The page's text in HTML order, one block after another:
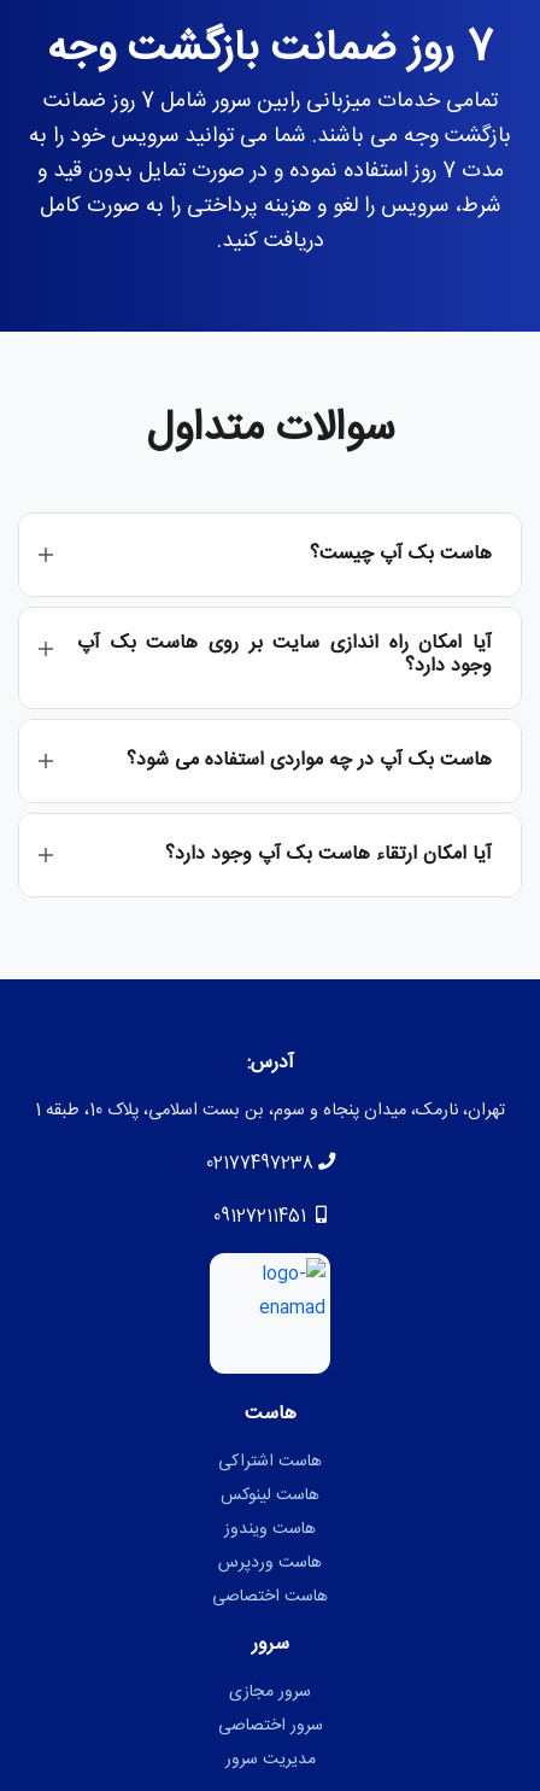
7 روز ضمانت بازگشت وجه
تمامی خدمات میزبانی رابین سرور شامل 7 روز ضمانت
بازگشت وجه می باشند. شما می توانید سرویس خود را به
مدت 7 روز استفاده نموده و در صورت تمایل بدون قید و
شرط، سرویس را لغو و هزینه پرداختی را به صورت کامل
دریافت کنید.
سوالات متداول
هاست بک آپ چیست؟
آیا امکان راه اندازی سایت بر روی هاست بک آپ
وجود دارد؟
هاست بک آپ در چه مواردی استفاده می شود؟
آیا امکان ارتقاء هاست بک آپ وجود دارد؟
آدرس:
تهران، نارمک، میدان پنجاه و سوم، بن بست اسلامی، پلاک 10، طبقه 1
02177497238
هاست
هاست اشتراکی
هاست لینوکس
هاست ویندوز
هاست وردپرس
هاست اختصاصی
سرور
سرور مجازی
سرور اختصاصی
مدیریت سرور